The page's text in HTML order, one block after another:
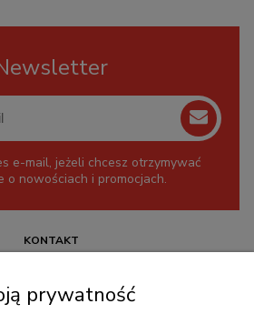
e-mail, jeżeli chcesz otrzymywać
o nowościach i promocjach.
KONTAKT
pon.-piąt.: 08:00-16:00
prywatność